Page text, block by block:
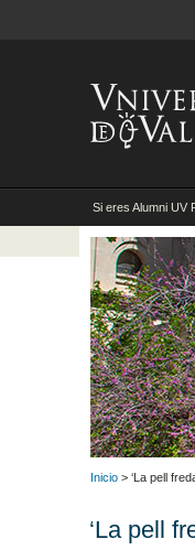
Si eres Alumni UV
Inicio > ‘La pell
‘La pell